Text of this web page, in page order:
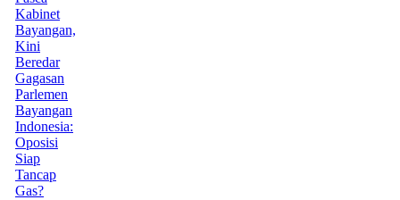
Kabinet
Bayangan,
Kini
Beredar
Gagasan
Parlemen
Bayangan
Indonesia:
Oposisi
Siap
Tancap
Gas?